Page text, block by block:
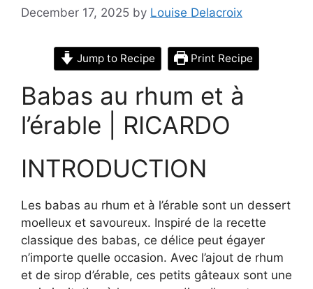
December 17, 2025 by Louise Delacroix
Jump to Recipe Print Recipe
Babas au rhum et à
l’érable | RICARDO
INTRODUCTION
Les babas au rhum et à l’érable sont un dessert
moelleux et savoureux. Inspiré de la recette
classique des babas, ce délice peut égayer
n’importe quelle occasion. Avec l’ajout de rhum
et de sirop d’érable, ces petits gâteaux sont une